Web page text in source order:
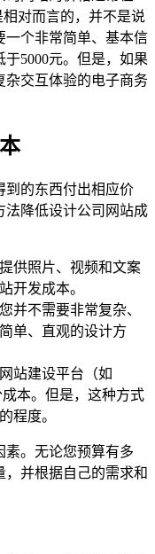
相对而言的，并不是说
一个非常简单、基本信
5000元。但是，如果
杂交互体验的电子商务
到的东西付出相应价
法降低设计公司网站成
供照片、视频和文案
开发成本。
并不需要非常复杂、
单、直观的设计方
站建设平台（如
成本。但是，这种方式
程度。
素。无论您预算有多
并根据自己的需求和